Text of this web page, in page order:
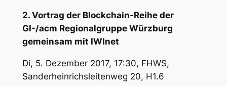
2. Vortrag der Blockchain-Reihe der
GI-/acm Regionalgruppe Würzburg
gemeinsam mit IWInet
Di, 5. Dezember 2017, 17:30, FHWS,
Sanderheinrichsleitenweg 20, H1.6